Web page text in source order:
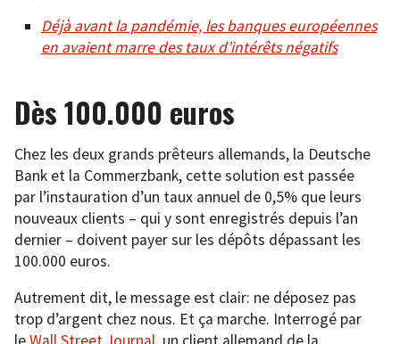
Déjà avant la pandémie, les banques européennes
en avaient marre des taux d’intérêts négatifs
Dès 100.000 euros
Chez les deux grands prêteurs allemands, la Deutsche
Bank et la Commerzbank, cette solution est passée
par l’instauration d’un taux annuel de 0,5% que leurs
nouveaux clients – qui y sont enregistrés depuis l’an
dernier – doivent payer sur les dépôts dépassant les
100.000 euros.
Autrement dit, le message est clair: ne déposez pas
trop d’argent chez nous. Et ça marche. Interrogé par